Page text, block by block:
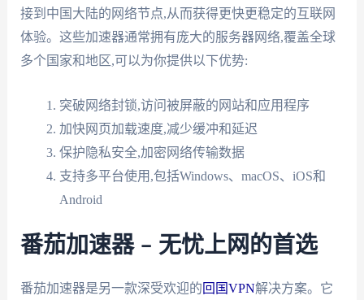
接到中国大陆的网络节点,从而获得更快更稳定的互联网
体验。这些加速器通常拥有庞大的服务器网络,覆盖全球
多个国家和地区,可以为你提供以下优势:
突破网络封锁,访问被屏蔽的网站和应用程序
加快网页加载速度,减少缓冲和延迟
保护隐私安全,加密网络传输数据
支持多平台使用,包括Windows、macOS、iOS和
Android
番茄加速器 – 无忧上网的首选
番茄加速器是另一款深受欢迎的回国VPN解决方案。它